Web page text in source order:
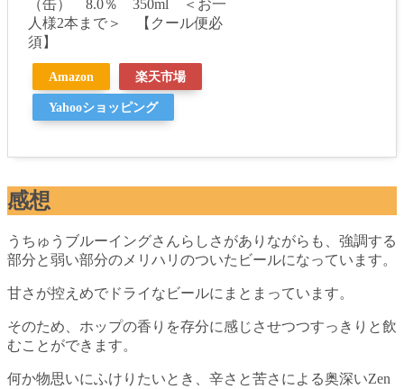
（缶） 8.0％ 350ml ＜お一
人様2本まで＞ 【クール便必
須】
Amazon 楽天市場
Yahooショッピング
感想
うちゅうブルーイングさんらしさがありながらも、強調する
部分と弱い部分のメリハリのついたビールになっています。
甘さが控えめでドライなビールにまとまっています。
そのため、ホップの香りを存分に感じさせつつすっきりと飲
むことができます。
何か物思いにふけりたいとき、辛さと苦さによる奥深いZen